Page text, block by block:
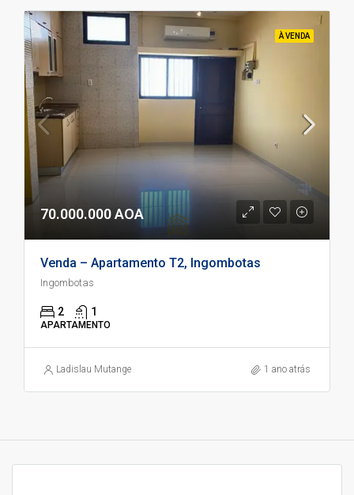
À VENDA
70.000.000 AOA
Venda – Apartamento T2, Ingombotas
Ingombotas
2 1
APARTAMENTO
Ladislau Mutange 1 ano atrás